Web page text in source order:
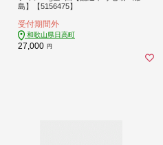
島】【5156475】
受付期間外
和歌山県日高町
27,000 円